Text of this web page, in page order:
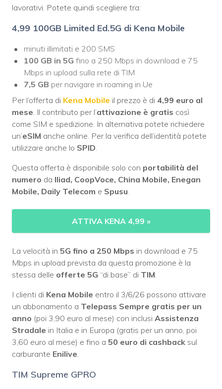
lavorativi. Potete quindi scegliere tra:
4,99 100GB Limited Ed.5G di Kena Mobile
minuti illimitati e 200 SMS
100 GB in 5G fino a 250 Mbps in download e 75
Mbps in upload sulla rete di TIM
7,5 GB per navigare in roaming in Ue
Per l’offerta di Kena Mobile il prezzo è di 4,99 euro al
mese . Il contributo per l’attivazione è gratis così
come SIM e spedizione. In alternativa potete richiedere
un’eSIM anche online. Per la verifica dell’identità potete
utilizzare anche lo SPID
Questa offerta è disponibile solo con portabilità del
numero da Iliad, CoopVoce, China Mobile, Enegan
Mobile, Daily Telecom e Spusu
ATTIVA KENA 4,99 »
La velocità in 5G fino a 250 Mbps in download e 75
Mbps in upload prevista da questa promozione è la
stessa delle offerte 5G “di base” di TIM
I clienti di Kena Mobile entro il 3/6/26 possono attivare
un abbonamento a Telepass Sempre gratis per un
anno (poi 3,90 euro al mese) con inclusi Assistenza
Stradale in Italia e in Europa (gratis per un anno, poi
3,60 euro al mese) e fino a 50 euro di cashback sul
carburante Enilive
TIM Supreme GPRO